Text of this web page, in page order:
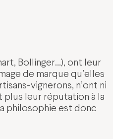
Bollinger…), ont leur
de marque qu’elles
vignerons, n’ont ni
plus leur réputation à la
philosophie est donc